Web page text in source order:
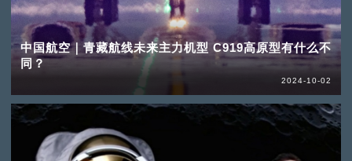
中国航空｜青藏航线未来主力机型 C919高原型有什么不
同？
2024-10-02